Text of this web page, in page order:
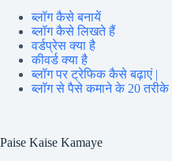
ब्लॉग कैसे बनायें
ब्लॉग कैसे लिखते हैं
वर्डप्रेस क्या है
कीवर्ड क्या है
ब्लॉग पर ट्रेफिक कैसे बढ़ाएं |
ब्लॉग से पैसे कमाने के 20 तरीके
Paise Kaise Kamaye